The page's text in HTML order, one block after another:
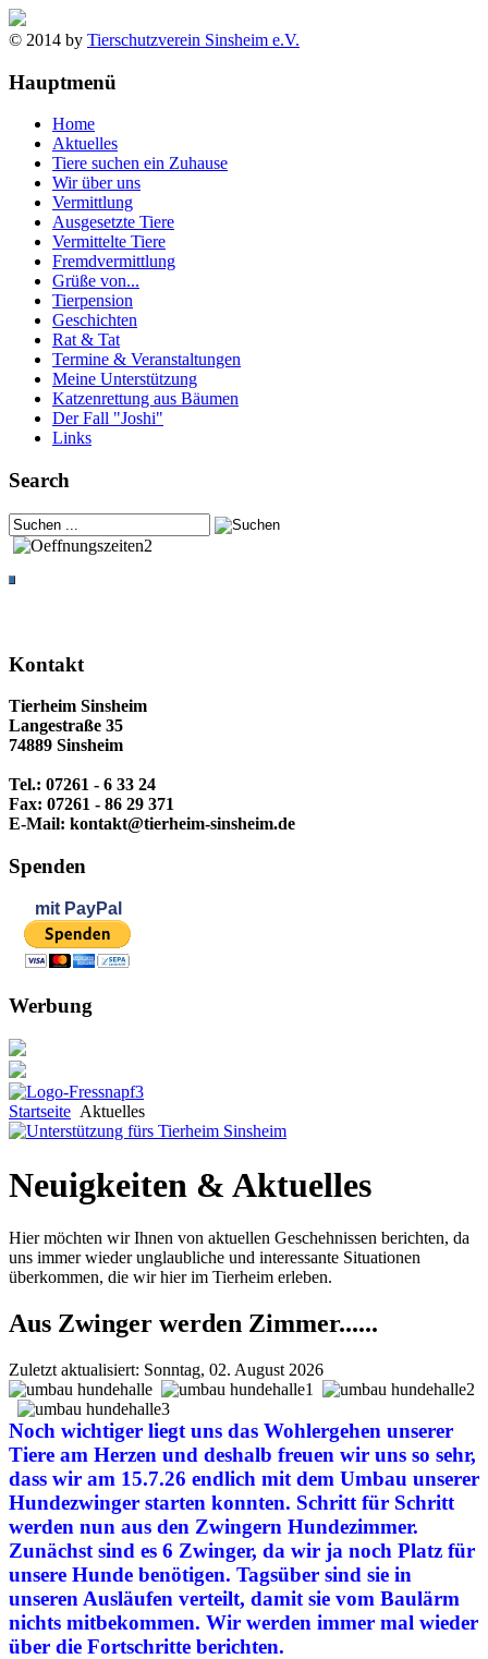
© 2014 by Tierschutzverein Sinsheim e.V.
Hauptmenü
Home
Aktuelles
Tiere suchen ein Zuhause
Wir über uns
Vermittlung
Ausgesetzte Tiere
Vermittelte Tiere
Fremdvermittlung
Grüße von...
Tierpension
Geschichten
Rat & Tat
Termine & Veranstaltungen
Meine Unterstützung
Katzenrettung aus Bäumen
Der Fall "Joshi"
Links
Search
Kontakt
Tierheim Sinsheim
Langestraße 35
74889 Sinsheim
Tel.: 07261 - 6 33 24
Fax: 07261 - 86 29 371
E-Mail: kontakt@tierheim-sinsheim.de
Spenden
mit PayPal
Werbung
Startseite Aktuelles
Neuigkeiten & Aktuelles
Hier möchten wir Ihnen von aktuellen Geschehnissen berichten, da
uns immer wieder unglaubliche und interessante Situationen
überkommen, die wir hier im Tierheim erleben.
Aus Zwinger werden Zimmer......
Zuletzt aktualisiert: Sonntag, 02. August 2026
Noch wichtiger liegt uns das Wohlergehen unserer
Tiere am Herzen und deshalb freuen wir uns so sehr,
dass wir am 15.7.26 endlich mit dem Umbau unserer
Hundezwinger starten konnten. Schritt für Schritt
werden nun aus den Zwingern Hundezimmer.
Zunächst sind es 6 Zwinger, da wir ja noch Platz für
unsere Hunde benötigen. Tagsüber sind sie in
unseren Ausläufen verteilt, damit sie vom Baulärm
nichts mitbekommen. Wir werden immer mal wieder
über die Fortschritte berichten.